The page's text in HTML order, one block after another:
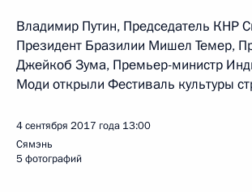
Владимир Путин, Председатель КНР
Президент Бразилии Мишел Темер,
Джейкоб Зума, Премьер-министр
Моди открыли Фестиваль культуры
4 сентября 2017 года 13:00
Сямэнь
5 фотографий